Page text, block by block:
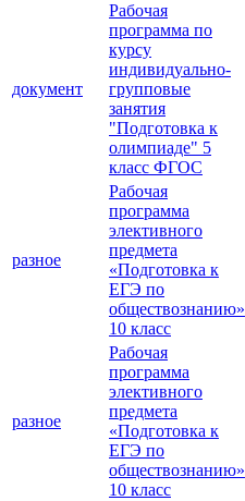
документ
Рабочая
программа по
курсу
индивидуально-
групповые
занятия
"Подготовка к
олимпиаде" 5
класс ФГОС
разное
Рабочая
программа
элективного
предмета
«Подготовка к
ЕГЭ по
обществознанию»
10 класс
разное
Рабочая
программа
элективного
предмета
«Подготовка к
ЕГЭ по
обществознанию»
10 класс